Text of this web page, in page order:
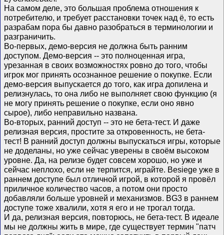
На самом деле, это большая проблема отношения к
потребителю, и требует расстановки точек над ё, то есть
разрабам пора бы давно разобраться в терминологии и
разграничить.
Во-первых, демо-версия не должна быть ранним
доступом. Демо-версия -- это полноценная игра,
урезанная в своих возможностях ровно до того, чтобы
игрок мог принять осознанное решение о покупке. Если
демо-версия выпускается до того, как игра допилена и
релизнулась, то она либо не выполняет свою функцию (я
не могу принять решение о покупке, если оно явно
сырое), либо неправильно названа.
Во-вторых, ранний доступ -- это не бета-тест. И даже
релизная версия, простите за откровенность, не бета-
тест! В ранний доступ должны выпускаться игры, которые
не доделаны, но уже сейчас уверены в своём высоком
уровне. Да, на релизе будет совсем хорошо, но уже и
сейчас неплохо, если не терпится, играйте. Besiege уже в
раннем доступе был отличной игрой, в которой я провёл
приличное количество часов, а потом они просто
добавляли больше уровней и механизмов. BG3 в раннем
доступе тоже хвалили, хотя я его и не трогал тогда.
И да, релизная версия, повторюсь, не бета-тест. В идеале
мы не должны жить в мире, где существует термин "патч